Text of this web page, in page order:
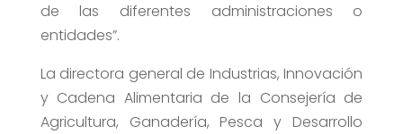
de las diferentes administraciones o
entidades”.
La directora general de Industrias, Innovación
y Cadena Alimentaria de la Consejería de
Agricultura, Ganadería, Pesca y Desarrollo